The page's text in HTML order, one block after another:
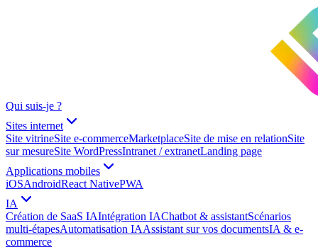
Qui suis-je ?
Sites internet
Site vitrineSite e-commerceMarketplaceSite de mise en relationSite
sur mesureSite WordPressIntranet / extranetLanding page
Applications mobiles
iOSAndroidReact NativePWA
IA
Création de SaaS IAIntégration IAChatbot & assistantScénarios
multi-étapesAutomatisation IAAssistant sur vos documentsIA & e-
commerce